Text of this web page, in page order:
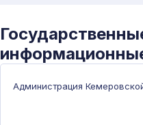
Администрация